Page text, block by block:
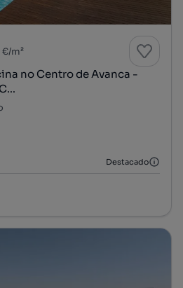
€/m²
no Centro de Avanca -
Destacado